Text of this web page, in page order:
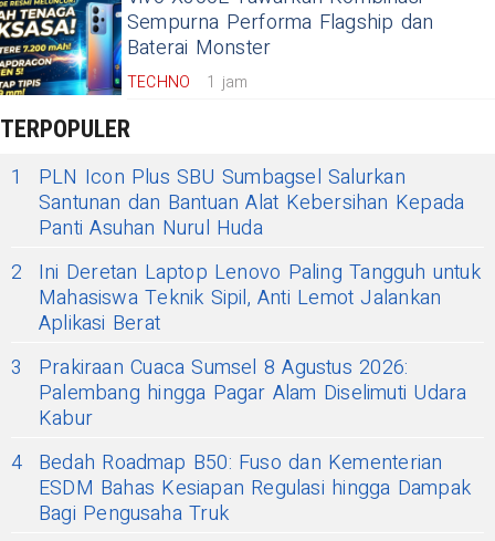
Sempurna Performa Flagship dan
Baterai Monster
TECHNO 1 jam
TERPOPULER
1
PLN Icon Plus SBU Sumbagsel Salurkan
Santunan dan Bantuan Alat Kebersihan Kepada
Panti Asuhan Nurul Huda
2
Ini Deretan Laptop Lenovo Paling Tangguh untuk
Mahasiswa Teknik Sipil, Anti Lemot Jalankan
Aplikasi Berat
3
Prakiraan Cuaca Sumsel 8 Agustus 2026:
Palembang hingga Pagar Alam Diselimuti Udara
Kabur
4 Bedah Roadmap B50: Fuso dan Kementerian
ESDM Bahas Kesiapan Regulasi hingga Dampak
Bagi Pengusaha Truk